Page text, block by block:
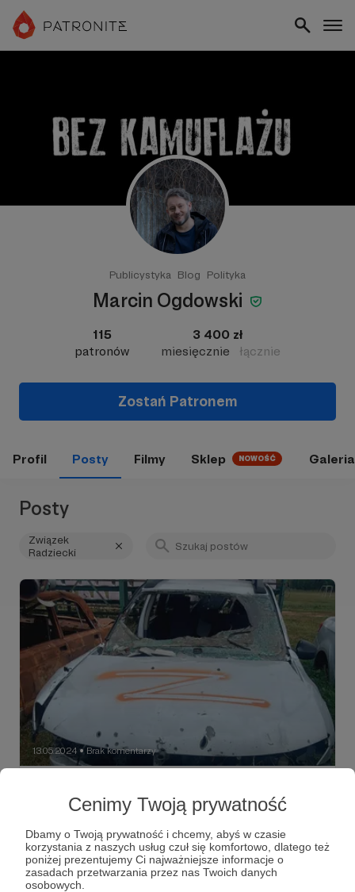
Cenimy Twoją prywatność
Dbamy o Twoją prywatność i chcemy, abyś w czasie
korzystania z naszych usług czuł się komfortowo, dlatego też
poniżej prezentujemy Ci najważniejsze informacje o
zasadach przetwarzania przez nas Twoich danych
osobowych.
Publicystyka Blog Polityka
Marcin Ogdowski
115
patronów
3 400 zł
miesięcznie
łącznie
Zostań Patronem
Profil Posty Filmy Sklep NOWOŚĆ Galeria
Posty
Związek
Radziecki
13.05.2024 ● Brak komentarzy
Rosyjska propaganda tkwi w rozkroku. Usiłuje bowiem
przekonać, że „specjalna operacja wojskowa” to zmagania
nie tyle z Ukrainą, co z „kolektywnym Zachodem” –
dlatego tyle trwa, wymaga ofiar i poświęceń.
Jednocześnie cały czas formułowany jest inny przekaz...
mit specjalna operacja wojskowa
rosyjska propaganda